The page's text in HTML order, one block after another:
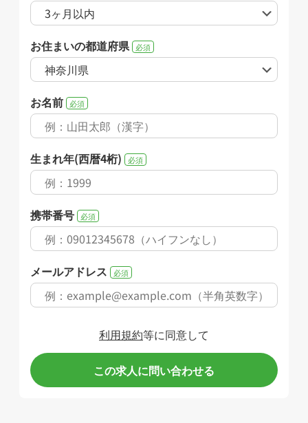
お住まいの都道府県 必須
お名前 必須
生まれ年(西暦4桁) 必須
携帯番号 必須
メールアドレス 必須
利用規約等に同意して
この求人に問い合わせる